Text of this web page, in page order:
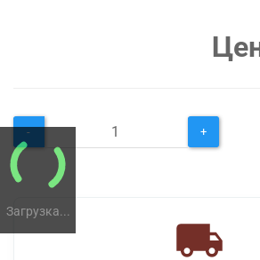
Загрузка...
- +